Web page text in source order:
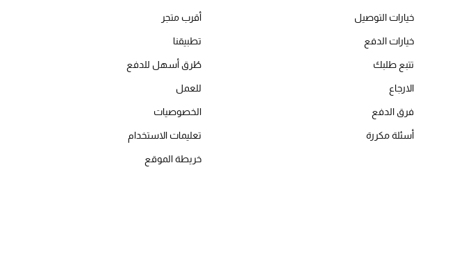
خيارات التوصيل
خيارات الدفع
تتبع طلبك
الارجاع
فرق الدفع
أسئلة مكررة
أقرب متجر
تطبيقنا
طُرق أسهل للدفع
للعمل
الخصوصيات
تعليمات الاستخدام
خريطة الموقع